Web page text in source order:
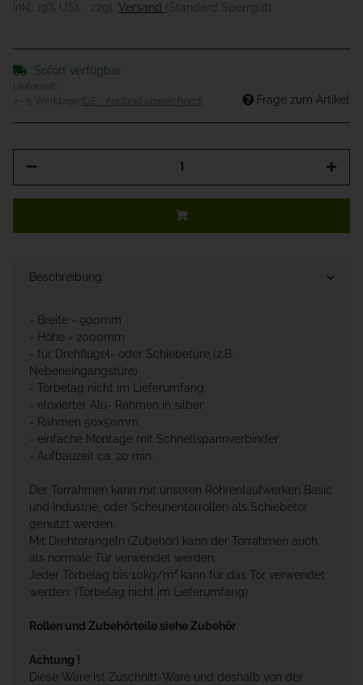
inkl. 19% USt. , zzgl. Versand (Standard Sperrgut)
Sofort verfügbar
Lieferzeit:
2 - 5 Werktage
(DE - Ausland abweichend) Frage zum Artikel
Beschreibung
- Breite = 900mm
- Höhe = 2000mm
- für Drehflügel- oder Schiebetüre (z.B.
Nebeneingangstüre)
- Torbelag nicht im Lieferumfang
- eloxierter Alu- Rahmen in silber
- Rahmen 50x50mm
- einfache Montage mit Schnellspannverbinder
- Aufbauzeit ca. 20 min.
Der Torrahmen kann mit unseren Röhrenlaufwerken Basic
und Industrie, oder Scheunentorrollen als Schiebetor
genutzt werden.
Mit Drehtorangeln (Zubehör) kann der Torrahmen auch
als normale Tür verwendet werden.
Jeder Torbelag bis 10kg/m² kann für das Tor verwendet
werden. (Torbelag nicht im Lieferumfang)
Rollen und Zubehörteile siehe Zubehör
Achtung !
Diese Ware ist Zuschnitt-Ware und deshalb von der